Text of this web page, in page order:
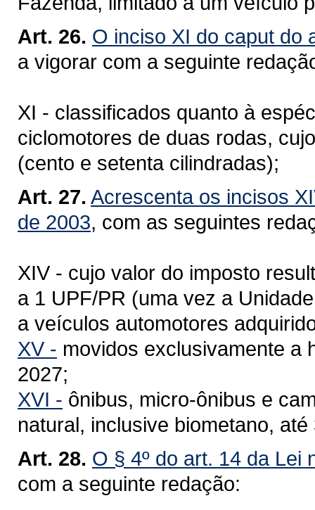
Art. 26. O inciso XI do caput do
a vigorar com a seguinte
XI - classificados quanto à
ciclomotores de duas rodas,
(cento e setenta cilindradas);
Art. 27. Acrescenta os incisos
de 2003, com as seguintes
XIV - cujo valor do imposto
a 1 UPF/PR (uma vez a
a veículos automotores
XV - movidos exclusivamente a
2027;
XVI - ônibus, micro-ônibus e
natural, inclusive biometano,
Art. 28. O § 4º do art. 14 da Lei
com a seguinte redação: